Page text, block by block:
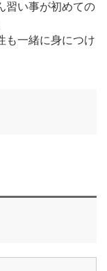
習い事が初めての
も一緒に身につけ